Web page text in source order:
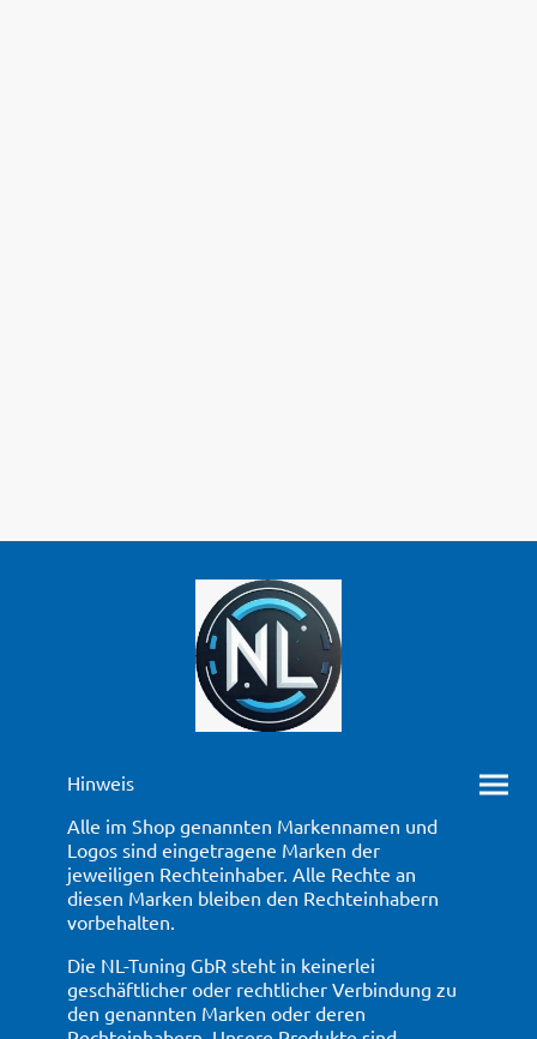
Hinweis
Alle im Shop genannten Markennamen und
Logos sind eingetragene Marken der
jeweiligen Rechteinhaber. Alle Rechte an
diesen Marken bleiben den Rechteinhabern
vorbehalten.
Die NL-Tuning GbR steht in keinerlei
geschäftlicher oder rechtlicher Verbindung zu
den genannten Marken oder deren